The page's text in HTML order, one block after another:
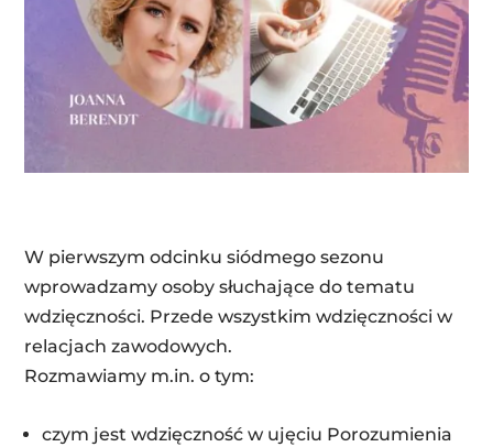
W pierwszym odcinku siódmego sezonu
wprowadzamy osoby słuchające do tematu
wdzięczności. Przede wszystkim wdzięczności w
relacjach zawodowych.
Rozmawiamy m.in. o tym:
czym jest wdzięczność w ujęciu Porozumienia